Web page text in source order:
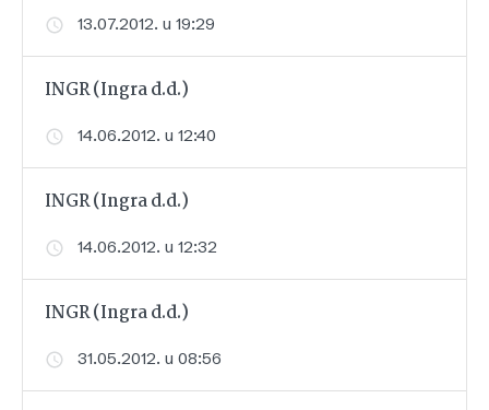
13.07.2012. u 19:29
INGR (Ingra d.d.)
14.06.2012. u 12:40
INGR (Ingra d.d.)
14.06.2012. u 12:32
INGR (Ingra d.d.)
31.05.2012. u 08:56